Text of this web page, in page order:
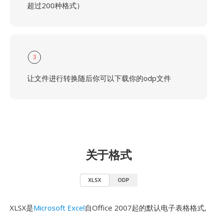
超过200种格式）
3
让文件进行转换随后你可以下载你的odp文件
关于格式
XLSX ODP
XLSX是Microsoft Excel自Office 2007起的默认电子表格格式,